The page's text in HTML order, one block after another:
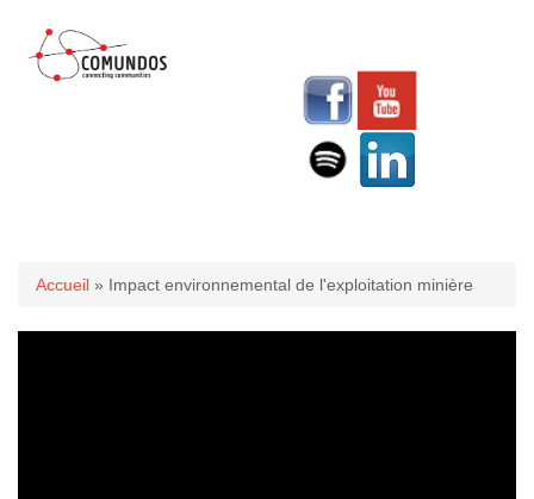
Vous êtes ici
Accueil » Impact environnemental de l'exploitation minière